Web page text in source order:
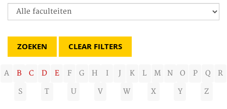
CLEAR FILTERS
A B C D E F G H I J K L M N O P Q
R
S
T U V W X Y Z